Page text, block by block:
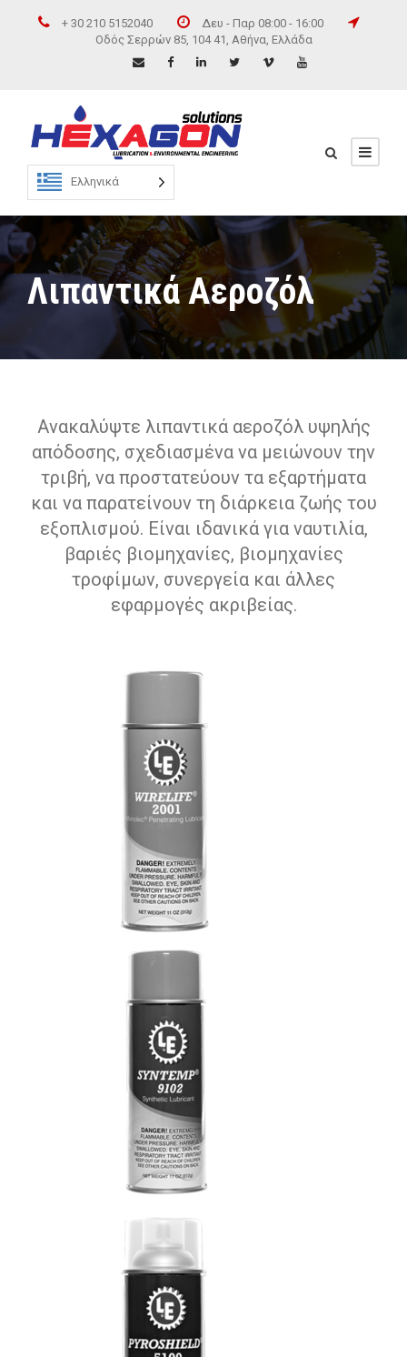
+ 30 210 5152040
Δευ - Παρ 08:00 - 16:00
Οδός Σερρών 85, 104 41, Αθήνα, Ελλάδα
Ελληνικά
Λιπαντικά Αεροζόλ
Ανακαλύψτε λιπαντικά αεροζόλ υψηλής
απόδοσης, σχεδιασμένα να μειώνουν την
τριβή, να προστατεύουν τα εξαρτήματα
και να παρατείνουν τη διάρκεια ζωής του
εξοπλισμού. Είναι ιδανικά για ναυτιλία,
βαριές βιομηχανίες, βιομηχανίες
τροφίμων, συνεργεία και άλλες
εφαρμογές ακριβείας.